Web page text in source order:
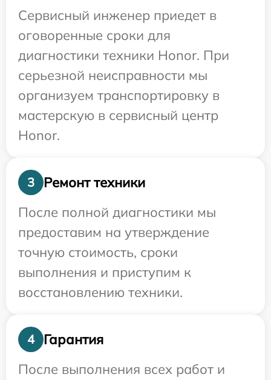
Сервисный инженер приедет в
оговоренные сроки для
диагностики техники Honor. При
серьезной неисправности мы
организуем транспортировку в
мастерскую в сервисный центр
Honor.
3
Ремонт техники
После полной диагностики мы
предоставим на утверждение
точную стоимость, сроки
выполнения и приступим к
восстановлению техники.
4
Гарантия
После выполнения всех работ и